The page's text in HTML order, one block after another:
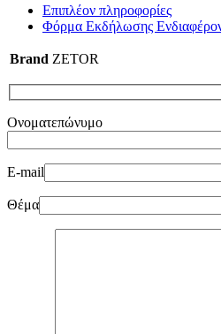
Επιπλέον πληροφορίες
Φόρμα Εκδήλωσης
Brand ZETOR
Ονοματεπώνυμο
E-mail
Θέμα